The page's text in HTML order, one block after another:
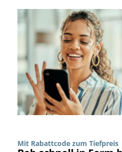
Mit Rabattcode zum Tiefpreis